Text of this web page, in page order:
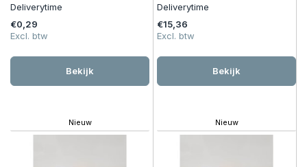
Deliverytime
€0,29
Excl. btw
Bekijk
Deliverytime
€15,36
Excl. btw
Bekijk
Nieuw Nieuw